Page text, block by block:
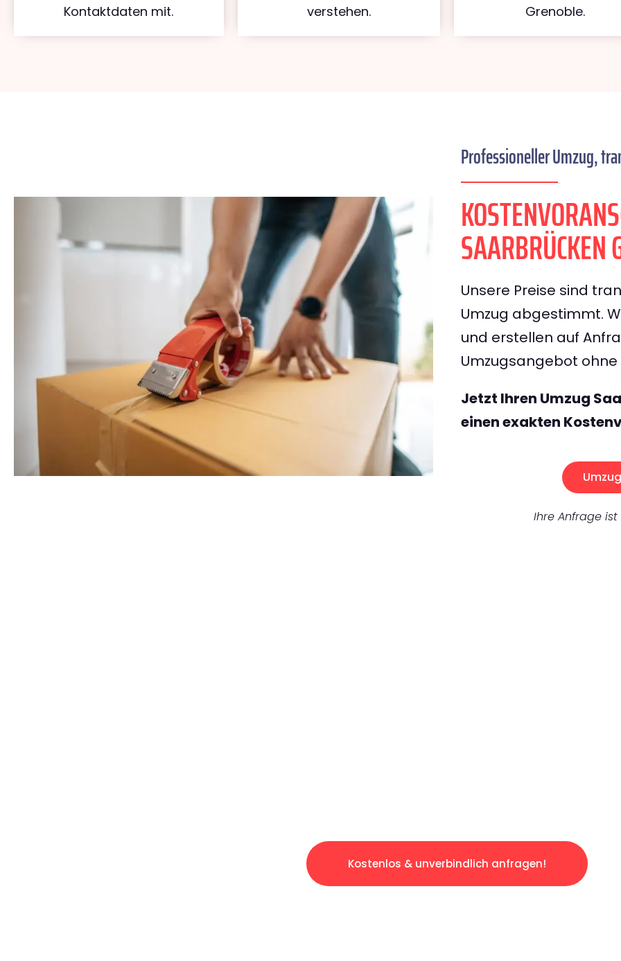
Kontaktdaten mit.
verstehen.
Grenoble.
Professioneller Umzug,
SAARBRÜCKEN
Unsere Preise sind
Umzug abgestimmt.
und erstellen auf
Umzugsangebot
Jetzt Ihren Umzug
einen exakten
Ihre Anfrage ist
Kostenlos & unverbindlich anfragen!